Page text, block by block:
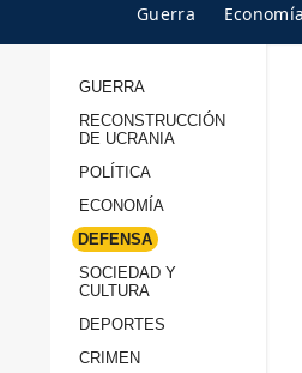
Guerra Economía
TODAS LAS
GUERRA
RECONSTRUCCIÓN
DE UCRANIA
POLÍTICA
ECONOMÍA
DEFENSA
SOCIEDAD Y
CULTURA
DEPORTES
CRIMEN